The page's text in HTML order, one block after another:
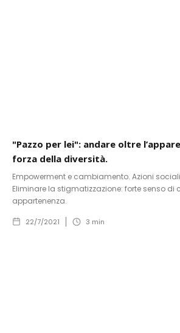
"Pazzo per lei": andare oltre
forza della diversità.
Empowerment e cambiamento. Azioni
Eliminare la stigmatizzazione: forte senso di
appartenenza.
22/7/2021 3 min